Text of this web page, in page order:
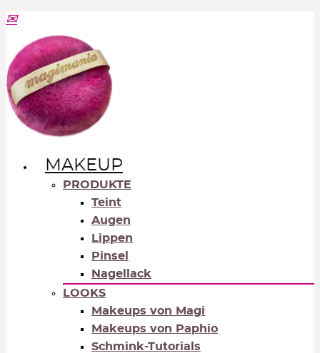
MAKEUP
PRODUKTE
Teint
Augen
Lippen
Pinsel
Nagellack
LOOKS
Makeups von Magi
Makeups von Paphio
Schmink-Tutorials